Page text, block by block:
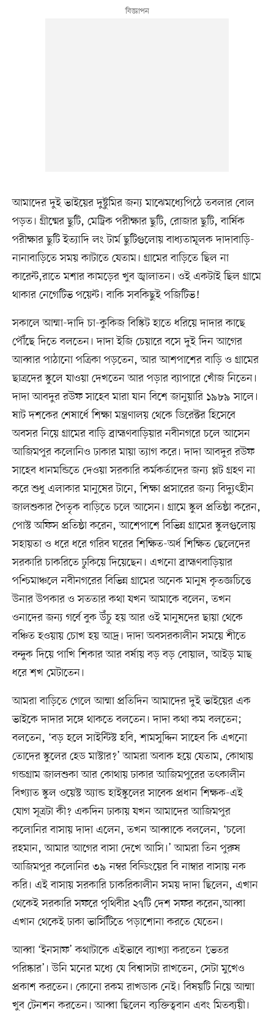
আমাদের দুই ভাইয়ের দুষ্টুমির জন্য মাঝেমধ্যেপিঠে তবলার বোল
পড়ত। গ্রীষ্মের ছুটি, মেট্রিক পরীক্ষার ছুটি, রোজার ছুটি, বার্ষিক
পরীক্ষার ছুটি ইত্যাদি লং টার্ম ছুটিগুলোয় বাধ্যতামূলক দাদাবাড়ি-
নানাবাড়িতে সময় কাটাতে যেতাম। গ্রামের বাড়িতে ছিল না
কারেন্ট,রাতে মশার কামড়ের খুব জ্বালাতন। ওই একটাই ছিল গ্রামে
থাকার নেগেটিভ পয়েন্ট। বাকি সবকিছুই পজিটিভ!
সকালে আম্মা-দাদি চা-কুকিজ বিস্কিট হাতে ধরিয়ে দাদার কাছে
পৌঁছে দিতে বলতেন। দাদা ইজি চেয়ারে বসে দুই দিন আগের
আব্বার পাঠানো পত্রিকা পড়তেন, আর আশপাশের বাড়ি ও গ্রামের
ছাত্রদের স্কুলে যাওয়া দেখতেন আর পড়ার ব্যাপারে খোঁজ নিতেন।
দাদা আবদুর রউফ সাহেব মারা যান বিশে জানুয়ারি ১৯৮৯ সালে।
ষাট দশকের শেষার্ধে শিক্ষা মন্ত্রণালয় থেকে ডিরেক্টর হিসেবে
অবসর নিয়ে গ্রামের বাড়ি ব্রাহ্মণবাড়িয়ার নবীনগরে চলে আসেন
আজিমপুর কলোনিও ঢাকার মায়া ত্যাগ করে। দাদা আবদুর রউফ
সাহেব ধানমন্ডিতে দেওয়া সরকারি কর্মকর্তাদের জন্য প্লট গ্রহণ না
করে শুধু এলাকার মানুষের টানে, শিক্ষা প্রসারের জন্য বিদ্যুৎহীন
জালশুকার পৈতৃক বাড়িতে চলে আসেন। গ্রামে স্কুল প্রতিষ্ঠা করেন,
পোস্ট অফিস প্রতিষ্ঠা করেন, আশেপাশে বিভিন্ন গ্রামের স্কুলগুলোয়
সহায়তা ও ধরে ধরে গরিব ঘরের শিক্ষিত-অর্ধ শিক্ষিত ছেলেদের
সরকারি চাকরিতে ঢুকিয়ে দিয়েছেন। এখনো ব্রাহ্মণবাড়িয়ার
পশ্চিমাঞ্চলে নবীনগরের বিভিন্ন গ্রামের অনেক মানুষ কৃতজ্ঞচিত্তে
উনার উপকার ও সততার কথা যখন আমাকে বলেন, তখন
ওনাদের জন্য গর্বে বুক উঁচু হয় আর ওই মানুষদের ছায়া থেকে
বঞ্চিত হওয়ায় চোখ হয় আদ্র। দাদা অবসরকালীন সময়ে শীতে
বন্দুক দিয়ে পাখি শিকার আর বর্ষায় বড় বড় বোয়াল, আইড় মাছ
ধরে শখ মেটাতেন।
আমরা বাড়িতে গেলে আম্মা প্রতিদিন আমাদের দুই ভাইয়ের এক
ভাইকে দাদার সঙ্গে থাকতে বলতেন। দাদা কথা কম বলতেন;
বলতেন, ‘বড় হলে সাইন্টিস্ট হবি, শামসুদ্দিন সাহেব কি এখনো
তোদের স্কুলের হেড মাস্টার?’ আমরা অবাক হয়ে যেতাম, কোথায়
গন্ডগ্রাম জালশুকা আর কোথায় ঢাকার আজিমপুরের তৎকালীন
বিখ্যাত স্কুল ওয়েস্ট অ্যান্ড হাইস্কুলের সাবেক প্রধান শিক্ষক-এই
যোগ সূত্রটা কী? একদিন ঢাকায় যখন আমাদের আজিমপুর
কলোনির বাসায় দাদা এলেন, তখন আব্বাকে বললেন, ‘চলো
রহমান, আমার আগের বাসা দেখে আসি।’ আমরা তিন পুরুষ
আজিমপুর কলোনির ৩৯ নম্বর বিল্ডিংয়ের বি নাম্বার বাসায় নক
করি। এই বাসায় সরকারি চাকরিকালীন সময় দাদা ছিলেন, এখান
থেকেই সরকারি সফরে পৃথিবীর ২৭টি দেশ সফর করেন,আব্বা
এখান থেকেই ঢাকা ভার্সিটিতে পড়াশোনা করতে যেতেন।
আব্বা ‘ইনসাফ’ কথাটাকে এইভাবে ব্যাখ্যা করতেন ‘ভেতর
পরিষ্কার’। উনি মনের মধ্যে যে বিশ্বাসটা রাখতেন, সেটা মুখেও
প্রকাশ করতেন। কোনো রকম রাখডাক নেই। বিষয়টি নিয়ে আম্মা
খুব টেনশন করতেন। আব্বা ছিলেন ব্যক্তিত্ববান এবং মিতব্যয়ী।